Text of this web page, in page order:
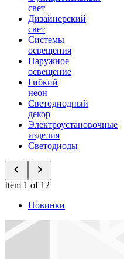
свет
Дизайнерский
свет
Системы
освещения
Наружное
освещение
Гибкий
неон
Светодиодный
декор
Электроустановочные
изделия
Светодиоды
Item 1 of 12
Новинки